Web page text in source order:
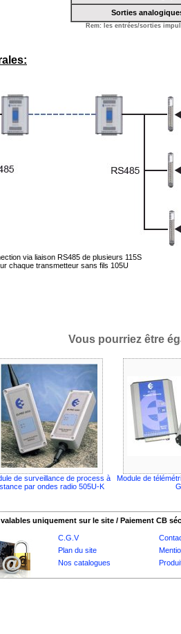
Sorties
Rem: les entrées/sorties
via liaison RS485 de plusieurs 115S
chaque transmetteur sans fils 105U
Vous pourriez être
de surveillance de process à
par ondes radio 505U-K
Module de
uniquement sur le site / Paiement CB
C.G.V
Plan du site
Nos catalogues